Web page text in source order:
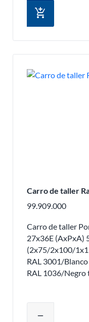
add_shopping_cart
Carro de taller
99.909.000
Carro de taller
27x36E (AxPxA)
(2x75/2x100/
RAL 3001/
RAL 1036/Negro
remove